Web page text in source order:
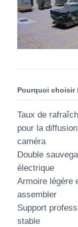
Pourquoi choisir
Taux de
pour la
caméra
Double
électrique
Armoire légère
assembler
Support
stable